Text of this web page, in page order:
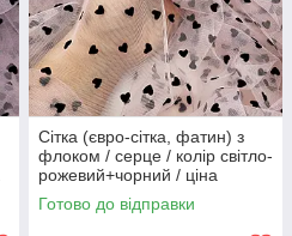
Сітка (євро-сітка, фатин) з
флоком / серце / колір світло-
рожевий+чорний / ціна
вказана за 0,5 метра сітки
Готово до відправки